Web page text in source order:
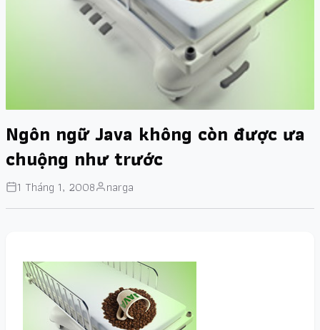
Ngôn ngữ Java không còn được ưa
chuộng như trước
1 Tháng 1, 2008 narga